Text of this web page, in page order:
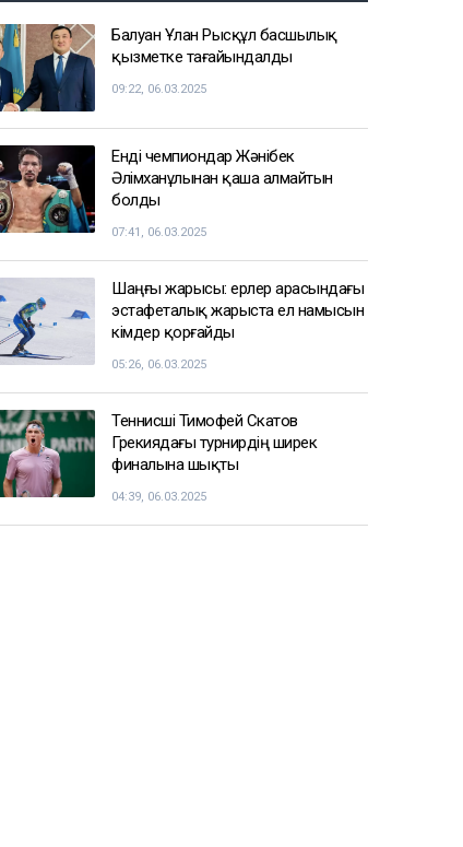
Сатыбалдының ұлына тиесілі
болған базар алты рет аукционға
шығарылып, ақыры сатылды
Ресейде жасалған жалған көлік
нөмірлері Қазақстанда жаппай
таратылған
ЖАҢАЛЫҚТАРЫ
Балуан Ұлан Рысқұл басшылық
09:22, 06.03.2025
Әлімханұлынан қаша алмайтын
болды